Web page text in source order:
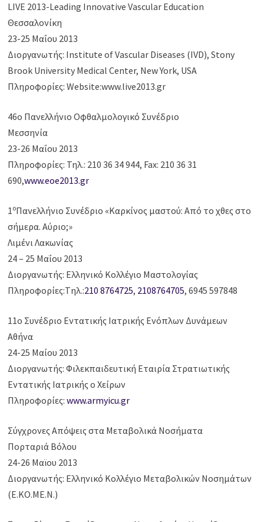
LIVE 2013-Leading Innovative Vascular Education
Θεσσαλονίκη
23-25 Μαΐου 2013
Διοργανωτής: Institute of Vascular Diseases (IVD), Stony
Brook University Medical Center, New York, USA
Πληροφορίες: Website:www.live2013.gr
46o Πανελλήνιο Οφθαλμολογικό Συνέδριο
Μεσσηνία
23-26 Μαΐου 2013
Πληροφορίες: Τηλ.: 210 36 34 944, Fax: 210 36 31
690,www.eoe2013.gr
1οΠανελλήνιο Συνέδριο «Καρκίνος μαστού: Από το χθες στο
σήμερα. Αύριο;»
Λιμένι Λακωνίας
24 – 25 Μαΐου 2013
Διοργανωτής: Ελληνικό Κολλέγιο Μαστολογίας
Πληροφορίες:Tηλ.:210 8764725, 2108764705, 6945 597848
11ο Συνέδριο Εντατικής Ιατρικής Ενόπλων Δυνάμεων
Αθήνα
24-25 Μαίου 2013
Διοργανωτής: Φιλεκπαιδευτική Εταιρία Στρατιωτικής
Εντατικής Ιατρικής ο Χείρων
Πληροφορίες:www.armyicu.gr
Σύγχρονες Απόψεις στα Μεταβολικά Νοσήματα
Πορταριά Βόλου
24-26 Μαϊου 2013
Διοργανωτής: Ελληνικό Κολλέγιο Μεταβολικών Νοσημάτων
(Ε.ΚΟ.ΜΕ.Ν.)